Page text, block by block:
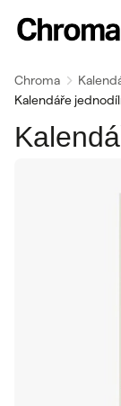
Chroma
Kalendáře